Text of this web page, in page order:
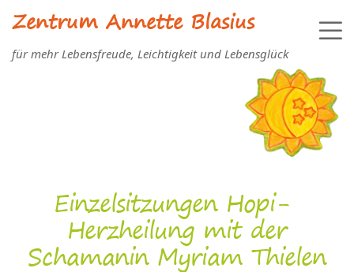
Zentrum Annette Blasius
für mehr Lebensfreude, Leichtigkeit und Lebensglück
Einzelsitzungen Hopi-
Herzheilung mit der
Schamanin Myriam Thielen